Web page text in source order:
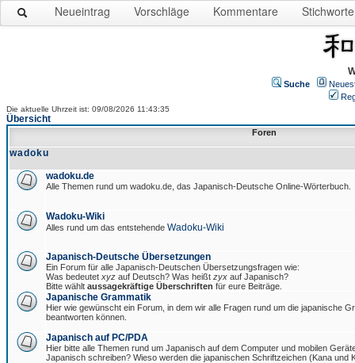
Neueintrag Vorschläge Kommentare Stichworte
Suche
Die aktuelle Uhrzeit ist: 09/08/2026 11:43:35
Übersicht
Foren
wadoku
wadoku.de
Alle Themen rund um wadoku.de, das Japanisch-Deutsche Online-Wörterbuch.
Wadoku-Wiki
Alles rund um das entstehende Wadoku-Wiki
Japanisch-Deutsche Übersetzungen
Ein Forum für alle Japanisch-Deutschen Übersetzungsfragen wie:
Was bedeutet xyz auf Deutsch? Was heißt zyx auf Japanisch?
Bitte wählt aussagekräftige Überschriften für eure Beiträge.
Japanische Grammatik
Hier wie gewünscht ein Forum, in dem wir alle Fragen rund um die japanische
beantworten können.
Japanisch auf PC/PDA
Hier bitte alle Themen rund um Japanisch auf dem Computer und mobilen
Japanisch schreiben? Wieso werden die japanischen Schriftzeichen (Kana und